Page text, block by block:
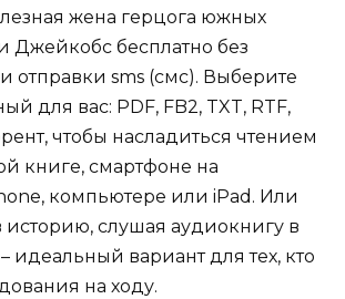
жена герцога южных
Джейкобс бесплатно без
отправки sms (смс). Выберите
для вас: PDF, FB2, TXT, RTF,
чтобы насладиться чтением
книге, смартфоне на
компьютере или iPad. Или
историю, слушая аудиокнигу в
идеальный вариант для тех, кто
на ходу.